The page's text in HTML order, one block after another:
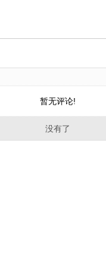
暂无评论!
没有了